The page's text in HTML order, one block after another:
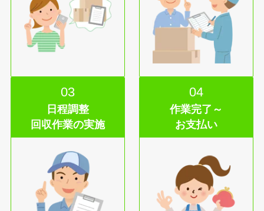
03
日程調整
回収作業の実施
04
作業完了～
お支払い